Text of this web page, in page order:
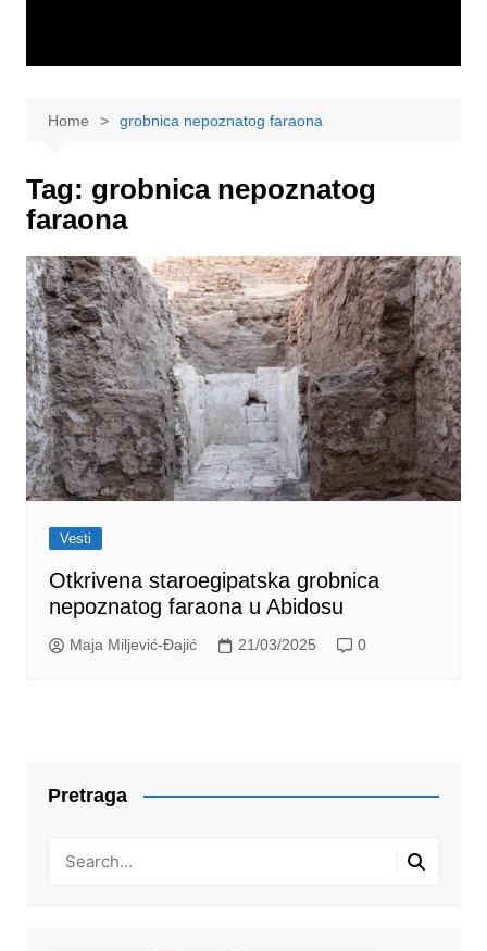
Home grobnica nepoznatog faraona
Tag: grobnica nepoznatog
faraona
Vesti
Otkrivena staroegipatska grobnica
nepoznatog faraona u Abidosu
Maja Miljević-Đajić 21/03/2025 0
Pretraga